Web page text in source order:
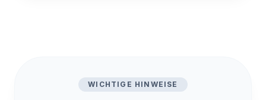
WICHTIGE HINWEISE